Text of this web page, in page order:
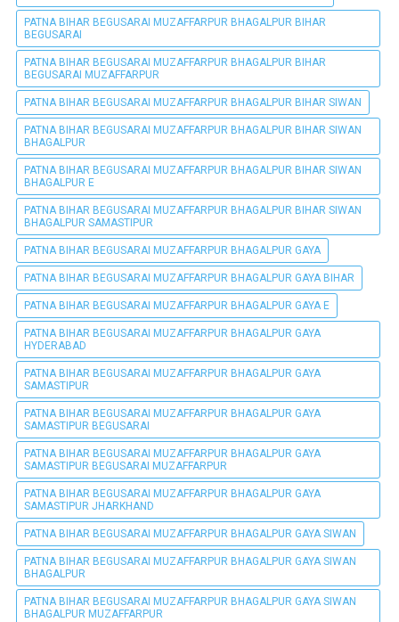
PATNA BIHAR BEGUSARAI MUZAFFARPUR BHAGALPUR BIHAR
BEGUSARAI
PATNA BIHAR BEGUSARAI MUZAFFARPUR BHAGALPUR BIHAR
BEGUSARAI MUZAFFARPUR
PATNA BIHAR BEGUSARAI MUZAFFARPUR BHAGALPUR BIHAR SIWAN
PATNA BIHAR BEGUSARAI MUZAFFARPUR BHAGALPUR BIHAR SIWAN
BHAGALPUR
PATNA BIHAR BEGUSARAI MUZAFFARPUR BHAGALPUR BIHAR SIWAN
BHAGALPUR E
PATNA BIHAR BEGUSARAI MUZAFFARPUR BHAGALPUR BIHAR SIWAN
BHAGALPUR SAMASTIPUR
PATNA BIHAR BEGUSARAI MUZAFFARPUR BHAGALPUR GAYA
PATNA BIHAR BEGUSARAI MUZAFFARPUR BHAGALPUR GAYA BIHAR
PATNA BIHAR BEGUSARAI MUZAFFARPUR BHAGALPUR GAYA E
PATNA BIHAR BEGUSARAI MUZAFFARPUR BHAGALPUR GAYA
HYDERABAD
PATNA BIHAR BEGUSARAI MUZAFFARPUR BHAGALPUR GAYA
SAMASTIPUR
PATNA BIHAR BEGUSARAI MUZAFFARPUR BHAGALPUR GAYA
SAMASTIPUR BEGUSARAI
PATNA BIHAR BEGUSARAI MUZAFFARPUR BHAGALPUR GAYA
SAMASTIPUR BEGUSARAI MUZAFFARPUR
PATNA BIHAR BEGUSARAI MUZAFFARPUR BHAGALPUR GAYA
SAMASTIPUR JHARKHAND
PATNA BIHAR BEGUSARAI MUZAFFARPUR BHAGALPUR GAYA SIWAN
PATNA BIHAR BEGUSARAI MUZAFFARPUR BHAGALPUR GAYA SIWAN
BHAGALPUR
PATNA BIHAR BEGUSARAI MUZAFFARPUR BHAGALPUR GAYA SIWAN
BHAGALPUR MUZAFFARPUR